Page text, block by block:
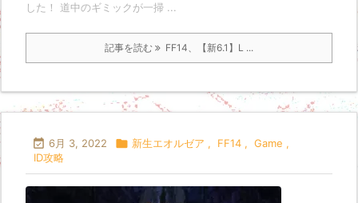
した！ 道中のギミックが一掃 ...
記事を読む FF14、【新6.1】L ...
 6月 3, 2022  新生エオルゼア , FF14 , Game ,
ID攻略